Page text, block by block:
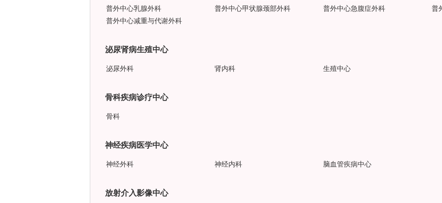
普外中心乳腺外科
普外中心甲状腺颈部外科 普外中心急腹症外科
普
普外中心减重与代谢外科
泌尿肾病生殖中心
泌尿外科 肾内科 生殖中心
骨科疾病诊疗中心
骨科
神经疾病医学中心
神经外科 神经内科 脑血管疾病中心
放射介入影像中心